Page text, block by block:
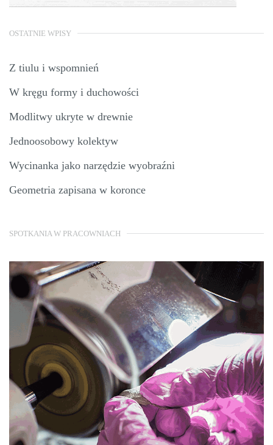
OSTATNIE WPISY
Z tiulu i wspomnień
W kręgu formy i duchowości
Modlitwy ukryte w drewnie
Jednoosobowy kolektyw
Wycinanka jako narzędzie wyobraźni
Geometria zapisana w koronce
SPOTKANIA W PRACOWNIACH